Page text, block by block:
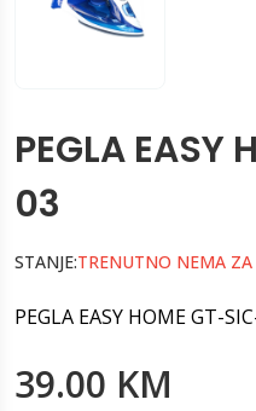
PEGLA EASY
03
STANJE:TRENUTNO NEMA
PEGLA EASY HOME GT-
39.00 KM